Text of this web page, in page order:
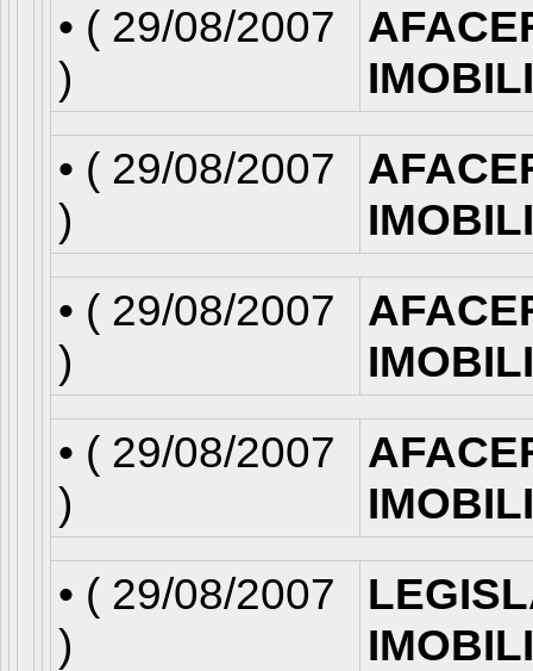
• ( 29/08/2007
)
• ( 29/08/2007
)
• ( 29/08/2007
)
• ( 29/08/2007
)
• ( 29/08/2007
)